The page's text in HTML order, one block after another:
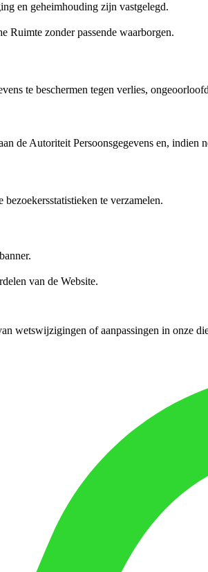
en geheimhouding zijn vastgelegd.
Ruimte zonder passende waarborgen.
te beschermen tegen verlies,
de Autoriteit Persoonsgegevens en, indien
te verzamelen.
van de Website.
wetswijzigingen of aanpassingen in onze